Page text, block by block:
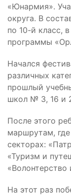
«Юнармия».
округа. В
по 10-й класс,
программы
Начался
различных
прошлый
школ № 3, 16 и
После этого
маршрутам,
секторах:
«Туризм и
«Волонтерство
На этот раз